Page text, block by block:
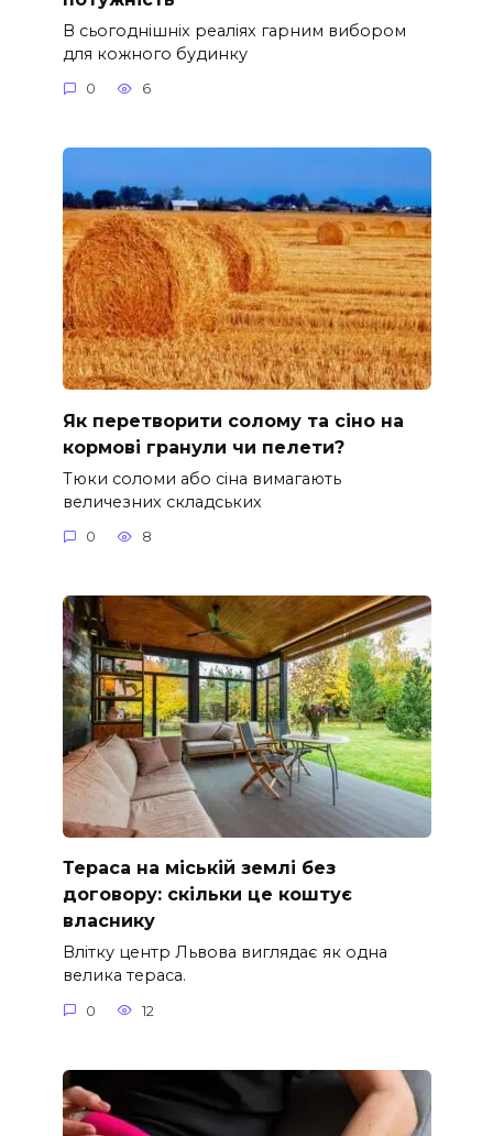
В сьогоднішніх реаліях гарним вибором
для кожного будинку
0 6
Як перетворити солому та сіно на
кормові гранули чи пелети?
Тюки соломи або сіна вимагають
величезних складських
0 8
Тераса на міській землі без
договору: скільки це коштує
власнику
Влітку центр Львова виглядає як одна
велика тераса.
0 12